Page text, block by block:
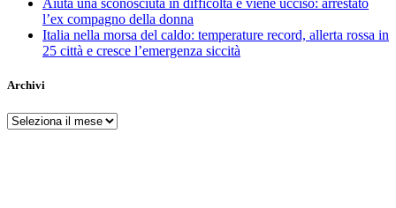
Aiuta una sconosciuta in difficoltà e viene ucciso: arrestato
l’ex compagno della donna
Italia nella morsa del caldo: temperature record, allerta rossa in
25 città e cresce l’emergenza siccità
Archivi
Archivi